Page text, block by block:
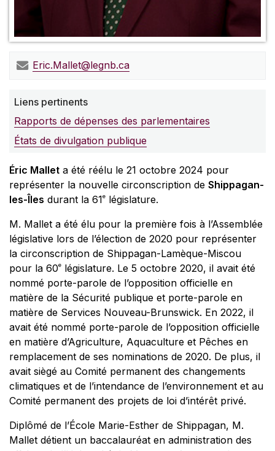
Eric.Mallet@legnb.ca
Liens pertinents
Rapports de dépenses des parlementaires
États de divulgation publique
Éric Mallet a été réélu le 21 octobre 2024 pour
représenter la nouvelle circonscription de Shippagan-
les-Îles durant la 61e législature.
M. Mallet a été élu pour la première fois à l’Assemblée
législative lors de l’élection de 2020 pour représenter
la circonscription de Shippagan-Lamèque-Miscou
pour la 60e législature. Le 5 octobre 2020, il avait été
nommé porte-parole de l’opposition officielle en
matière de la Sécurité publique et porte-parole en
matière de Services Nouveau-Brunswick. En 2022, il
avait été nommé porte-parole de l’opposition officielle
en matière d’Agriculture, Aquaculture et Pêches en
remplacement de ses nominations de 2020. De plus, il
avait siègé au Comité permanent des changements
climatiques et de l’intendance de l’environnement et au
Comité permanent des projets de loi d’intérêt privé.
Diplômé de l’École Marie-Esther de Shippagan, M.
Mallet détient un baccalauréat en administration des